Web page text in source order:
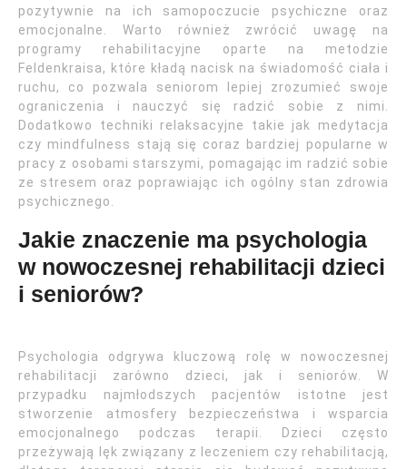
pozytywnie na ich samopoczucie psychiczne oraz
emocjonalne. Warto również zwrócić uwagę na
programy rehabilitacyjne oparte na metodzie
Feldenkraisa, które kładą nacisk na świadomość ciała i
ruchu, co pozwala seniorom lepiej zrozumieć swoje
ograniczenia i nauczyć się radzić sobie z nimi.
Dodatkowo techniki relaksacyjne takie jak medytacja
czy mindfulness stają się coraz bardziej popularne w
pracy z osobami starszymi, pomagając im radzić sobie
ze stresem oraz poprawiając ich ogólny stan zdrowia
psychicznego.
Jakie znaczenie ma psychologia
w nowoczesnej rehabilitacji dzieci
i seniorów?
Psychologia odgrywa kluczową rolę w nowoczesnej
rehabilitacji zarówno dzieci, jak i seniorów. W
przypadku najmłodszych pacjentów istotne jest
stworzenie atmosfery bezpieczeństwa i wsparcia
emocjonalnego podczas terapii. Dzieci często
przeżywają lęk związany z leczeniem czy rehabilitacją,